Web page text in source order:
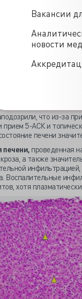
Вакансии
новости
системы
b: корональная
и
небольшое
эластография
фиброзу, балл 2).
что из-за
прием 5-АСК и
печени
печени, проведенная
а также
Воспалительные
хотя